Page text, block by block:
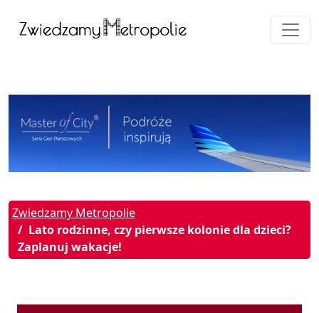
Zwiedzamy Metropolie
Lato rodzinne, czy pierwsze kolonie dla dzieci?
Zaplanuj wakacje!